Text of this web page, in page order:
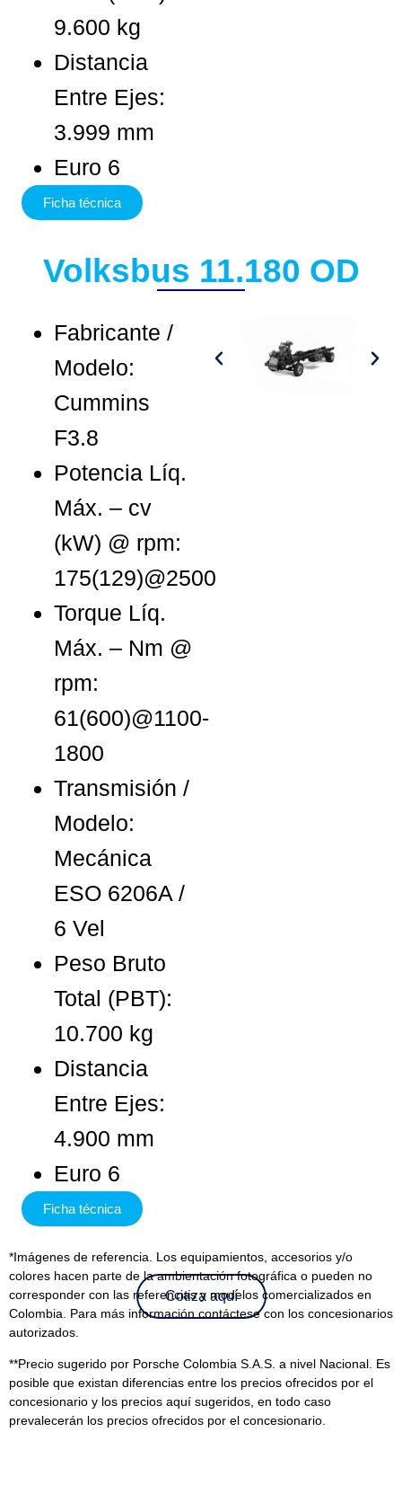
9.600 kg
Distancia
Entre Ejes:
3.999 mm
Euro 6
Ficha técnica
Volksbus 11.180 OD
Fabricante /
Modelo:
Cummins
F3.8
Potencia Líq.
Máx. – cv
(kW) @ rpm:
175(129)@2500
Torque Líq.
Máx. – Nm @
rpm:
61(600)@1100-
1800
Transmisión /
Modelo:
Mecánica
ESO 6206A /
6 Vel
Peso Bruto
Total (PBT):
10.700 kg
Distancia
Entre Ejes:
4.900 mm
Euro 6
Ficha técnica
Cotiza aquí
*Imágenes de referencia. Los equipamientos, accesorios y/o
colores hacen parte de la ambientación fotográfica o pueden no
corresponder con las referencias y modelos comercializados en
Colombia. Para más información contáctese con los concesionarios
autorizados.
**Precio sugerido por Porsche Colombia S.A.S. a nivel Nacional. Es
posible que existan diferencias entre los precios ofrecidos por el
concesionario y los precios aquí sugeridos, en todo caso
prevalecerán los precios ofrecidos por el concesionario.